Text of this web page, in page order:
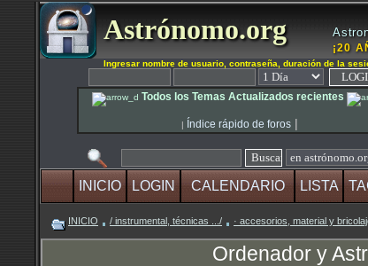
Astrónomo.org
¡20
Ingresar nombre de usuario, contraseña, duración de la
Todos los Temas Actualizados recientes
| Índice rápido de foros |
INICIO LOGIN CALENDARIO LISTA
INICIO / instrumental, técnicas .../ · accesorios, material y
Ordenador y